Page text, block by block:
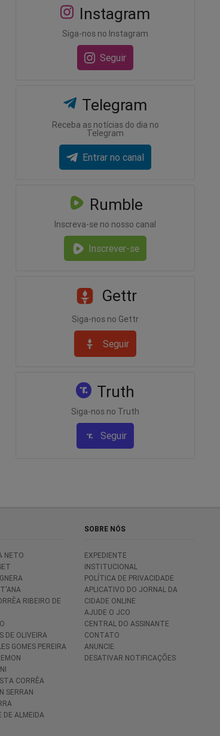
Instagram
Siga-nos no Instagram
Seguir
Telegram
Receba as notícias do dia no
Telegram
Entrar no canal
Rumble
Inscreva-se no nosso canal
Inscrever-se
Gettr
Siga-nos no Gettr
Seguir
Truth
Siga-nos no Truth
Seguir
NETO
RIBEIRO DE
DE OLIVEIRA
GOMES PEREIRA
CORRÊA
SERRAN
DE ALMEIDA
SOBRE NÓS
EXPEDIENTE
INSTITUCIONAL
POLÍTICA DE PRIVACIDADE
APLICATIVO DO JORNAL DA
CIDADE ONLINE
AJUDE O JCO
CENTRAL DO ASSINANTE
CONTATO
ANUNCIE
DESATIVAR NOTIFICAÇÕES